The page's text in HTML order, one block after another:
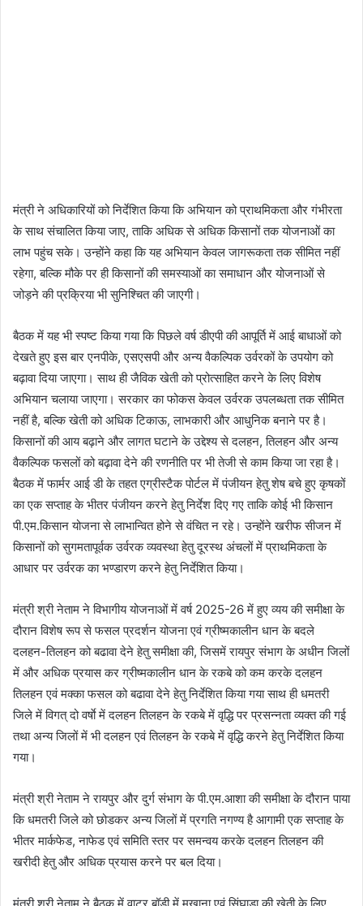
मंत्री ने अधिकारियों को निर्देशित किया कि अभियान को प्राथमिकता और गंभीरता
के साथ संचालित किया जाए, ताकि अधिक से अधिक किसानों तक योजनाओं का
लाभ पहुंच सके। उन्होंने कहा कि यह अभियान केवल जागरूकता तक सीमित नहीं
रहेगा, बल्कि मौके पर ही किसानों की समस्याओं का समाधान और योजनाओं से
जोड़ने की प्रक्रिया भी सुनिश्चित की जाएगी।
बैठक में यह भी स्पष्ट किया गया कि पिछले वर्ष डीएपी की आपूर्ति में आई बाधाओं को
देखते हुए इस बार एनपीके, एसएसपी और अन्य वैकल्पिक उर्वरकों के उपयोग को
बढ़ावा दिया जाएगा। साथ ही जैविक खेती को प्रोत्साहित करने के लिए विशेष
अभियान चलाया जाएगा। सरकार का फोकस केवल उर्वरक उपलब्धता तक सीमित
नहीं है, बल्कि खेती को अधिक टिकाऊ, लाभकारी और आधुनिक बनाने पर है।
किसानों की आय बढ़ाने और लागत घटाने के उद्देश्य से दलहन, तिलहन और अन्य
वैकल्पिक फसलों को बढ़ावा देने की रणनीति पर भी तेजी से काम किया जा रहा है।
बैठक में फार्मर आई डी के तहत एग्रीस्टैक पोर्टल में पंजीयन हेतु शेष बचे हुए कृषकों
का एक सप्ताह के भीतर पंजीयन करने हेतु निर्देश दिए गए ताकि कोई भी किसान
पी.एम.किसान योजना से लाभान्वित होने से वंचित न रहे। उन्होंने खरीफ सीजन में
किसानों को सुगमतापूर्वक उर्वरक व्यवस्था हेतु दूरस्थ अंचलों में प्राथमिकता के
आधार पर उर्वरक का भण्डारण करने हेतु निर्देशित किया।
मंत्री श्री नेताम ने विभागीय योजनाओं में वर्ष 2025-26 में हुए व्यय की समीक्षा के
दौरान विशेष रूप से फसल प्रदर्शन योजना एवं ग्रीष्मकालीन धान के बदले
दलहन-तिलहन को बढावा देने हेतु समीक्षा की, जिसमें रायपुर संभाग के अधीन जिलों
में और अधिक प्रयास कर ग्रीष्मकालीन धान के रकबे को कम करके दलहन
तिलहन एवं मक्का फसल को बढावा देने हेतु निर्देशित किया गया साथ ही धमतरी
जिले में विगत् दो वर्षाे में दलहन तिलहन के रकबे में वृद्धि पर प्रसन्नता व्यक्त की गई
तथा अन्य जिलों में भी दलहन एवं तिलहन के रकबे में वृद्धि करने हेतु निर्देशित किया
गया।
मंत्री श्री नेताम ने रायपुर और दुर्ग संभाग के पी.एम.आशा की समीक्षा के दौरान पाया
कि धमतरी जिले को छोडकर अन्य जिलों में प्रगति नगण्य है आगामी एक सप्ताह के
भीतर मार्कफेड, नाफेड एवं समिति स्तर पर समन्वय करके दलहन तिलहन की
खरीदी हेतु और अधिक प्रयास करने पर बल दिया।